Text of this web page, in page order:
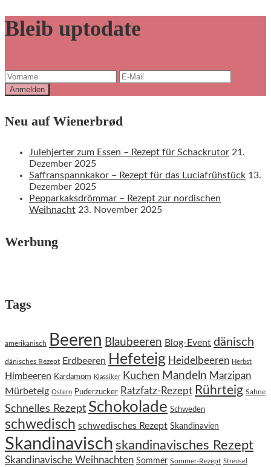
Bleib uptodate
Neu auf Wienerbrød
Julehjerter zum Essen – Rezept für Schackrutor 21.
Dezember 2025
Saffranspannkakor – Rezept für das Luciafrühstück 13.
Dezember 2025
Pepparkaksdrömmar – Rezept zur nordischen
Weihnacht 23. November 2025
Werbung
Tags
amerikanisch Beeren Blaubeeren Blog-Event dänisch
dänisches Rezept Erdbeeren Hefeteig Heidelbeeren Herbst
Himbeeren Kardamom Klassiker Kuchen Mandeln Marzipan
Mürbeteig Ostern Puderzucker Ratzfatz-Rezept Rührteig Sahne
Schnelles Rezept Schokolade Schweden
schwedisch schwedisches Rezept Skandinavien
Skandinavisch skandinavisches Rezept
Skandinavische Weihnachten Sommer Sommer-Rezept Streusel